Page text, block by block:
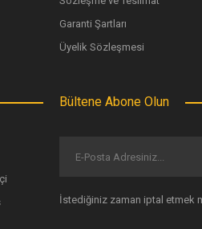
Garanti Şartları
Üyelik Sözleşmesi
Bültene Abone Olun
İstediğiniz zaman iptal etmek